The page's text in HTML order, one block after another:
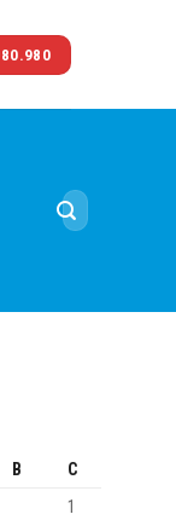
Tìm
kiếm:
B
C
1